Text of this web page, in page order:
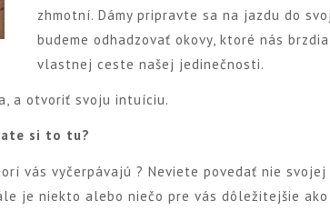
zhmotní. Dámy pripravte sa na jazdu do
budeme odhadzovať okovy, ktoré nás
vlastnej ceste našej jedinečnosti.
a otvoriť svoju intuíciu.
si to tu?
vás vyčerpávajú ? Neviete povedať nie svojej
je niekto alebo niečo pre vás dôležitejšie ako